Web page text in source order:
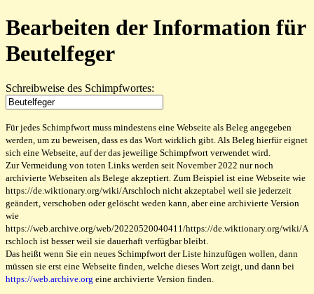
Bearbeiten der Information für
Beutelfeger
Schreibweise des Schimpfwortes:
Für jedes Schimpfwort muss mindestens eine Webseite als Beleg angegeben
werden, um zu beweisen, dass es das Wort wirklich gibt. Als Beleg hierfür eignet
sich eine Webseite, auf der das jeweilige Schimpfwort verwendet wird.
Zur Vermeidung von toten Links werden seit November 2022 nur noch
archivierte Webseiten als Belege akzeptiert. Zum Beispiel ist eine Webseite wie
https://de.wiktionary.org/wiki/Arschloch nicht akzeptabel weil sie jederzeit
geändert, verschoben oder gelöscht weden kann, aber eine archivierte Version
wie
https://web.archive.org/web/20220520040411/https://de.wiktionary.org/wiki/A
rschloch ist besser weil sie dauerhaft verfügbar bleibt.
Das heißt wenn Sie ein neues Schimpfwort der Liste hinzufügen wollen, dann
müssen sie erst eine Webseite finden, welche dieses Wort zeigt, und dann bei
https://web.archive.org eine archivierte Version finden.